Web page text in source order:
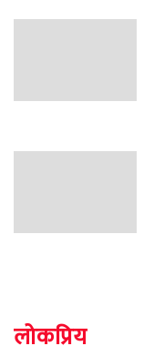
लोकप्रिय